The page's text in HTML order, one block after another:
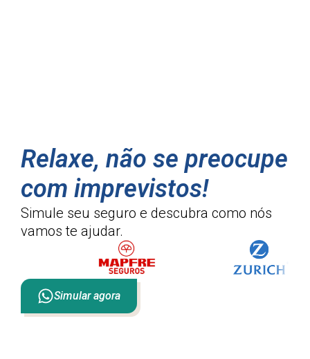
Relaxe, não se preocupe
com imprevistos!
Simule seu seguro e descubra como nós
vamos te ajudar.
Simular agora